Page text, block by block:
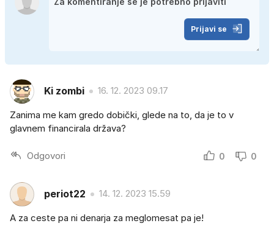
Prijavi se
Ki zombi 16. 12. 2023 09.17
Zanima me kam gredo dobički, glede na to, da je to v
glavnem financirala država?
Odgovori 0 0
periot22 14. 12. 2023 15.59
A za ceste pa ni denarja za meglomesat pa je!